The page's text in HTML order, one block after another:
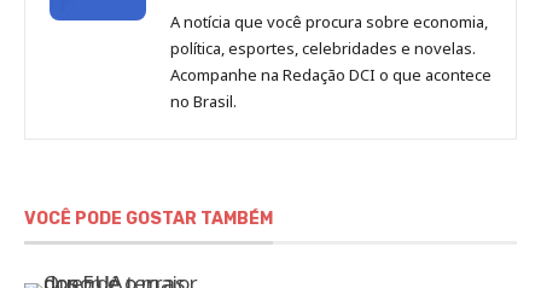
de
Redação
Jornal
DCI
A notícia que você procura sobre economia,
política, esportes, celebridades e novelas.
Acompanhe na Redação DCI o que acontece
no Brasil.
VOCÊ PODE GOSTAR TAMBÉM